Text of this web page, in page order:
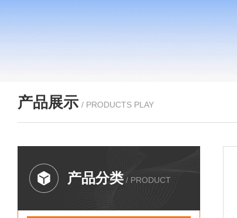
产品展示 / PRODUCTS PLAY
产品分类 / PRODUCT